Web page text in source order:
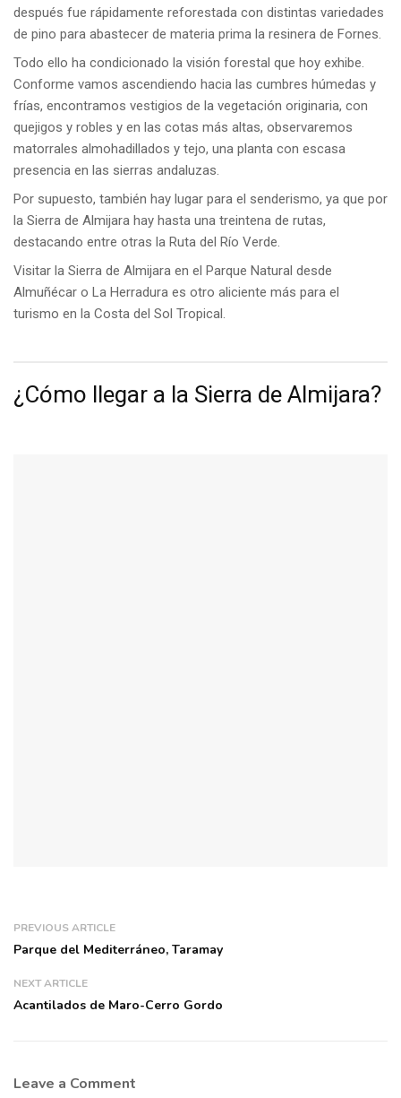
después fue rápidamente reforestada con distintas variedades
de pino para abastecer de materia prima la resinera de Fornes.
Todo ello ha condicionado la visión forestal que hoy exhibe.
Conforme vamos ascendiendo hacia las cumbres húmedas y
frías, encontramos vestigios de la vegetación originaria, con
quejigos y robles y en las cotas más altas, observaremos
matorrales almohadillados y tejo, una planta con escasa
presencia en las sierras andaluzas.
Por supuesto, también hay lugar para el senderismo, ya que por
la Sierra de Almijara hay hasta una treintena de rutas,
destacando entre otras la Ruta del Río Verde.
Visitar la Sierra de Almijara en el Parque Natural desde
Almuñécar o La Herradura es otro aliciente más para el
turismo en la Costa del Sol Tropical.
¿Cómo llegar a la Sierra de Almijara?
PREVIOUS ARTICLE
Parque del Mediterráneo, Taramay
NEXT ARTICLE
Acantilados de Maro-Cerro Gordo
Leave a Comment